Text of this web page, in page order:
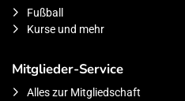
Fußball
Kurse und mehr
Mitglieder-Service
Alles zur Mitgliedschaft